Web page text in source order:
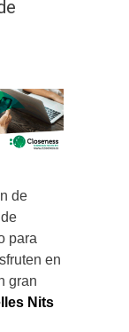
de
para
en
gran
Nits